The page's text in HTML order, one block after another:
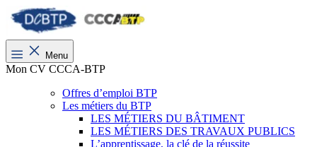
Menu
Mon CV CCCA-BTP
Offres d’emploi BTP
Les métiers du BTP
LES MÉTIERS DU BÂTIMENT
LES MÉTIERS DES TRAVAUX PUBLICS
L’apprentissage, la clé de la réussite